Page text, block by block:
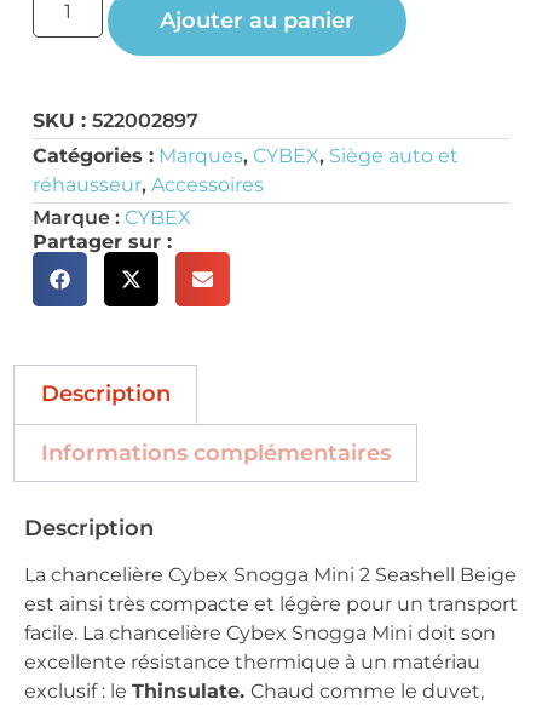
Ajouter au panier
SKU : 522002897
Catégories : Marques, CYBEX, Siège auto et
réhausseur, Accessoires
Marque : CYBEX
Partager sur :
Description
Informations complémentaires
Description
La chancelière Cybex Snogga Mini 2 Seashell Beige
est ainsi très compacte et légère pour un transport
facile. La chancelière Cybex Snogga Mini doit son
excellente résistance thermique à un matériau
exclusif : le Thinsulate. Chaud comme le duvet,